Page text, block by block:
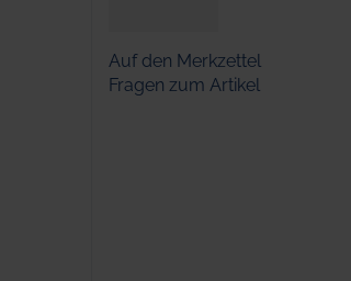
Auf den Merkzettel
Fragen zum Artikel